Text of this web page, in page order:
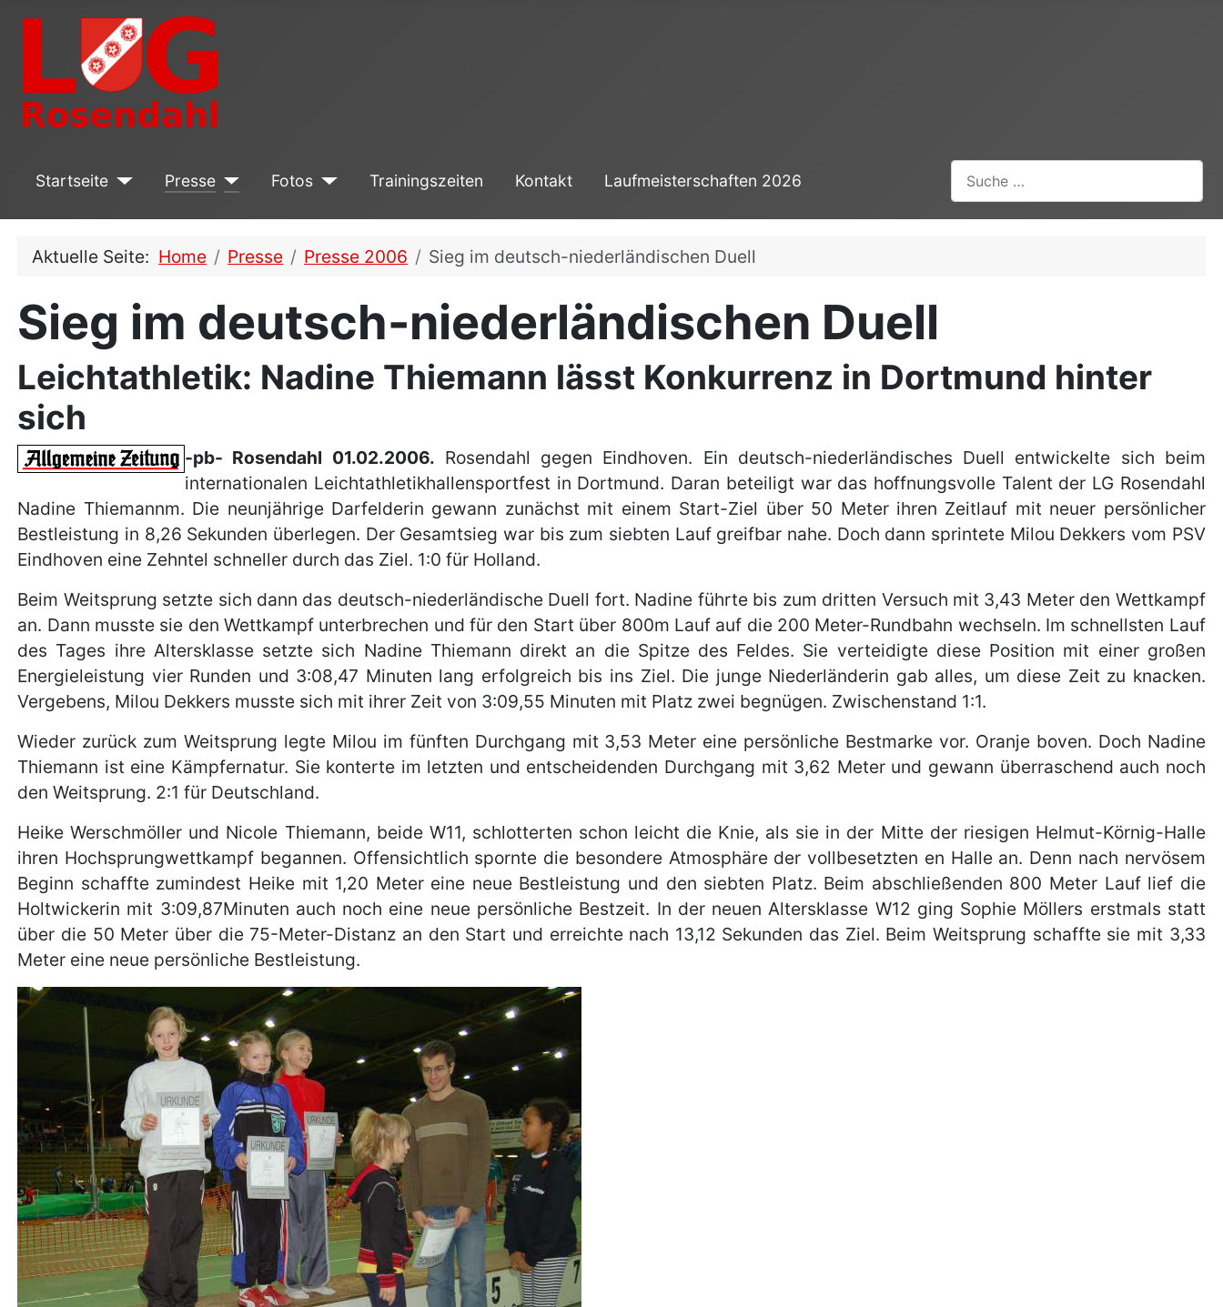
Startseite Presse Fotos Trainingszeiten Kontakt Laufmeisterschaften 2026 Suchen
Aktuelle Seite: Home Presse Presse 2006 Sieg im deutsch-niederländischen Duell
Sieg im deutsch-niederländischen Duell
Leichtathletik: Nadine Thiemann lässt Konkurrenz in Dortmund hinter
sich
-pb- Rosendahl 01.02.2006. Rosendahl gegen Eindhoven. Ein deutsch-niederländisches Duell entwickelte sich beim
internationalen Leichtathletikhallensportfest in Dortmund. Daran beteiligt war das hoffnungsvolle Talent der LG Rosendahl
Nadine Thiemannm. Die neunjährige Darfelderin gewann zunächst mit einem Start-Ziel über 50 Meter ihren Zeitlauf mit neuer persönlicher
Bestleistung in 8,26 Sekunden überlegen. Der Gesamtsieg war bis zum siebten Lauf greifbar nahe. Doch dann sprintete Milou Dekkers vom PSV
Eindhoven eine Zehntel schneller durch das Ziel. 1:0 für Holland.
Beim Weitsprung setzte sich dann das deutsch-niederländische Duell fort. Nadine führte bis zum dritten Versuch mit 3,43 Meter den Wettkampf
an. Dann musste sie den Wettkampf unterbrechen und für den Start über 800m Lauf auf die 200 Meter-Rundbahn wechseln. Im schnellsten Lauf
des Tages ihre Altersklasse setzte sich Nadine Thiemann direkt an die Spitze des Feldes. Sie verteidigte diese Position mit einer großen
Energieleistung vier Runden und 3:08,47 Minuten lang erfolgreich bis ins Ziel. Die junge Niederländerin gab alles, um diese Zeit zu knacken.
Vergebens, Milou Dekkers musste sich mit ihrer Zeit von 3:09,55 Minuten mit Platz zwei begnügen. Zwischenstand 1:1.
Wieder zurück zum Weitsprung legte Milou im fünften Durchgang mit 3,53 Meter eine persönliche Bestmarke vor. Oranje boven. Doch Nadine
Thiemann ist eine Kämpfernatur. Sie konterte im letzten und entscheidenden Durchgang mit 3,62 Meter und gewann überraschend auch noch
den Weitsprung. 2:1 für Deutschland.
Heike Werschmöller und Nicole Thiemann, beide W11, schlotterten schon leicht die Knie, als sie in der Mitte der riesigen Helmut-Körnig-Halle
ihren Hochsprungwettkampf begannen. Offensichtlich spornte die besondere Atmosphäre der vollbesetzten en Halle an. Denn nach nervösem
Beginn schaffte zumindest Heike mit 1,20 Meter eine neue Bestleistung und den siebten Platz. Beim abschließenden 800 Meter Lauf lief die
Holtwickerin mit 3:09,87Minuten auch noch eine neue persönliche Bestzeit. In der neuen Altersklasse W12 ging Sophie Möllers erstmals statt
über die 50 Meter über die 75-Meter-Distanz an den Start und erreichte nach 13,12 Sekunden das Ziel. Beim Weitsprung schaffte sie mit 3,33
Meter eine neue persönliche Bestleistung.